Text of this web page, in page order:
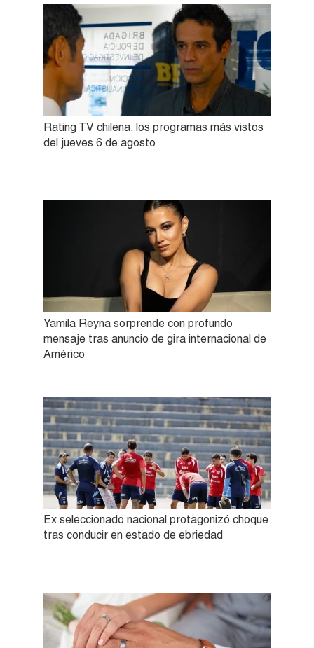
Rating TV chilena: los programas más vistos
del jueves 6 de agosto
Yamila Reyna sorprende con profundo
mensaje tras anuncio de gira internacional de
Américo
Ex seleccionado nacional protagonizó choque
tras conducir en estado de ebriedad